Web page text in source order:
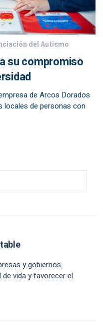
del Autismo
su compromiso
de Arcos Dorados
locales de personas con
y gobiernos
vida y favorecer el